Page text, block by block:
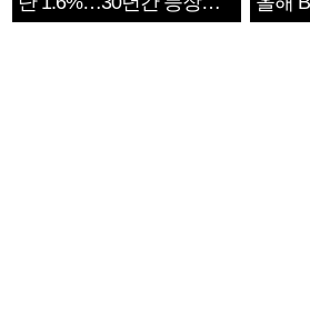
1182개팀 전수조사
확정